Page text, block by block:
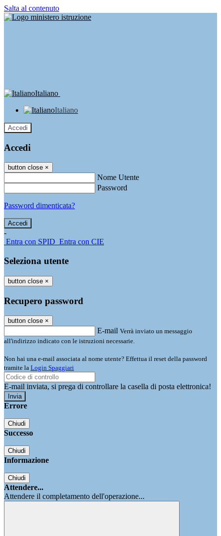
Salta al contenuto
Italiano
Italiano
Accedi
Accedi
button close ×
Nome Utente
Password
Password dimenticata?
-
Entra con SPID Entra con CIE
Seleziona utente
button close ×
Recupero password
button close ×
E-mail Verrà inviato un messaggio
all'indirizzo indicato con le istruzioni necessarie.
Non hai una e-mail associata al nome utente? Effettua il reset della password
tramite la Login Spaggiari
E-mail inviata, si prega di controllare la casella di posta elettronica!
Errore
Chiudi
Successo
Chiudi
Informazione
Chiudi
Attendere...
Attendere il completamento dell'operazione...